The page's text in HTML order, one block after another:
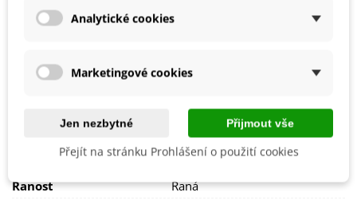
Mrazuvzdornost
Odrůda
Červen
Srpen
Odrůda Hrášku
Dřeňový
Ranost
Raná
Analytické cookies
Marketingové cookies
Jen nezbytné Přijmout vše
Přejít na stránku Prohlášení o použití cookies